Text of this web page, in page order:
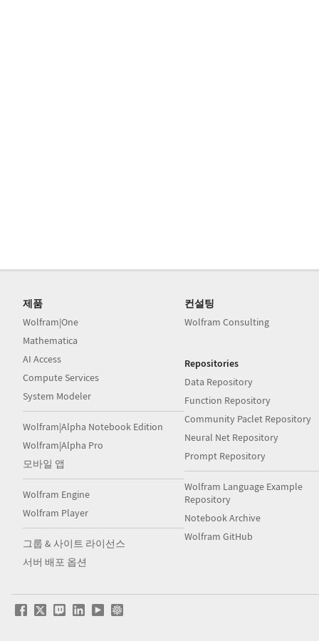
제품
Wolfram|One
Mathematica
AI Access
Compute Services
System Modeler
Wolfram|Alpha Notebook Edition
Wolfram|Alpha Pro
모바일 앱
Wolfram Engine
Wolfram Player
그룹 & 사이트 라이선스
서버 배포 옵션
컨설팅
Wolfram Consulting
Repositories
Data Repository
Function Repository
Community Paclet Repository
Neural Net Repository
Prompt Repository
Wolfram Language Example
Repository
Notebook Archive
Wolfram GitHub